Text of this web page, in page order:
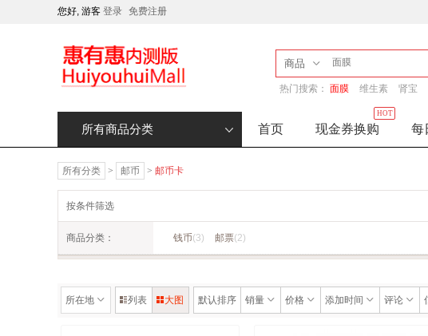
您好, 游客 登录 免费注册
商品
热门搜索： 面膜 维生素 肾宝
所有商品分类 首页 现金券换购
HOT
每
所有分类 > 邮币 > 邮币卡
按条件筛选
商品分类： 钱币(3) 邮票(2)
所在地 列表 大图 默认排序 销量 价格 添加时间 评论